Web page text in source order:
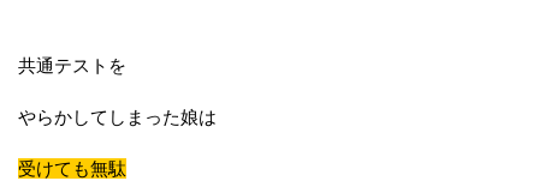
共通テストを
やらかしてしまった娘は
受けても無駄